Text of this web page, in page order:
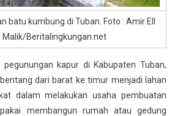
batu kumbung di Tuban. Foto : Amir Ell
Malik/Beritalingkungan.net
kapur di Kabupaten Tuban,
dari barat ke timur menjadi lahan
dalam melakukan usaha pembuatan
membangun rumah atau gedung